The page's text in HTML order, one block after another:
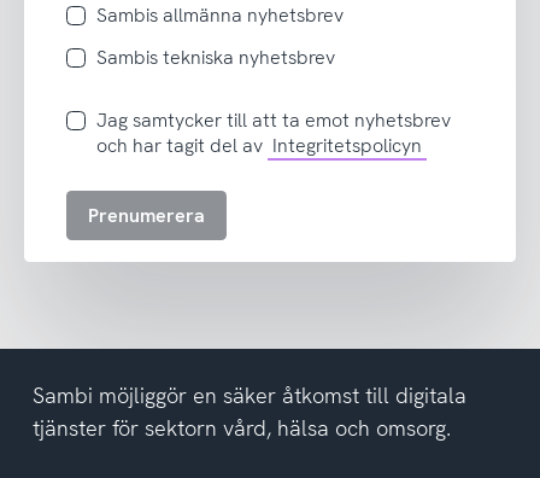
Sambis allmänna nyhetsbrev
Sambis tekniska nyhetsbrev
Jag
samtycker
att
del
av
Jag samtycker till att ta emot nyhetsbrev
och har tagit del av Integritetspolicyn
Prenumerera
Sambi möjliggör en säker åtkomst till digitala
tjänster för sektorn vård, hälsa och omsorg.